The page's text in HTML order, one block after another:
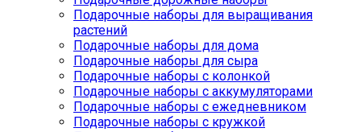
Подарочные наборы для выращивания
растений
Подарочные наборы для дома
Подарочные наборы для сыра
Подарочные наборы с колонкой
Подарочные наборы с аккумуляторами
Подарочные наборы с ежедневником
Подарочные наборы с кружкой